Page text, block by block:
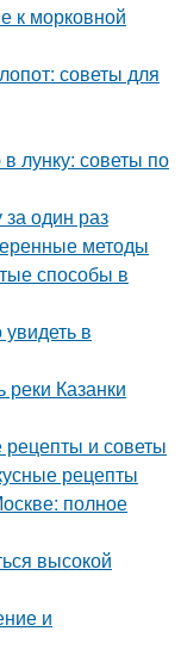
к морковной
советы для
лунку: советы по
один раз
методы
способы в
в
Казанки
и советы
рецепты
полное
высокой
и